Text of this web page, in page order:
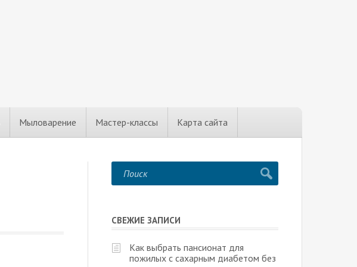
Мыловарение Мастер-классы Карта сайта
СВЕЖИЕ ЗАПИСИ
Как выбрать пансионат для
пожилых с сахарным диабетом без